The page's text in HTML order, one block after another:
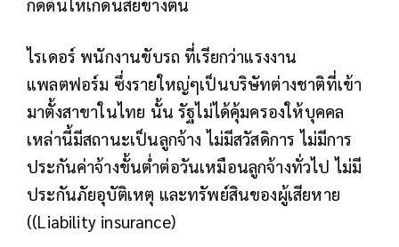
กดดันให้เกิดนิสัยข้างต้น
ไรเดอร์ พนักงานขับรถ ที่เรียกว่าแรงงาน
แพลตฟอร์ม ซึ่งรายใหญ่ๆเป็นบริษัทต่างชาติที่เข้า
มาตั้งสาขาในไทย นั้น รัฐไม่ได้คุ้มครองให้บุคคล
เหล่านี้มีสถานะเป็นลูกจ้าง ไม่มีสวัสดิการ ไม่มีการ
ประกันค่าจ้างขั้นต่ำต่อวันเหมือนลูกจ้างทั่วไป ไม่มี
ประกันภัยอุบัติเหตุ และทรัพย์สินของผู้เสียหาย
((Liability insurance)